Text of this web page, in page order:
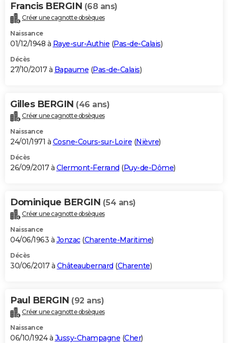
Francis BERGIN (68 ans)
Créer une cagnotte obsèques
Naissance
01/12/1948 à Raye-sur-Authie (Pas-de-Calais)
Décès
27/10/2017 à Bapaume (Pas-de-Calais)
Gilles BERGIN (46 ans)
Créer une cagnotte obsèques
Naissance
24/01/1971 à Cosne-Cours-sur-Loire (Nièvre)
Décès
26/09/2017 à Clermont-Ferrand (Puy-de-Dôme)
Dominique BERGIN (54 ans)
Créer une cagnotte obsèques
Naissance
04/06/1963 à Jonzac(Charente-Maritime)
Décès
30/06/2017 à Châteaubernard (Charente)
Paul BERGIN (92 ans)
Créer une cagnotte obsèques
Naissance
06/10/1924 à Jussy-Champagne (Cher)